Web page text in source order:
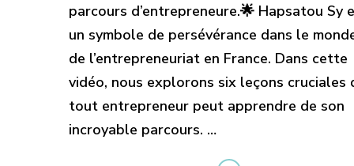
parcours d’entrepreneure.🌟 Hapsatou Sy
un symbole de persévérance dans le
de l’entrepreneuriat en France. Dans cette
vidéo, nous explorons six leçons cruciales
tout entrepreneur peut apprendre de son
incroyable parcours. …